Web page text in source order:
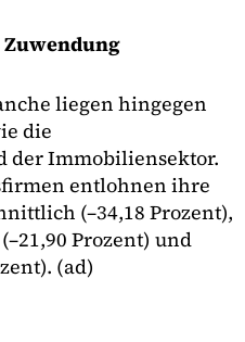
liegen hingegen
die
der Immobiliensektor.
entlohnen ihre
(–34,18 Prozent),
Prozent) und
(ad)